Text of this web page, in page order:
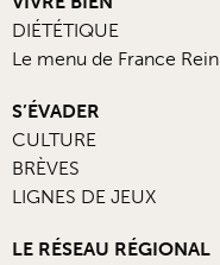
DIÉTÉTIQUE
Le menu de France Rein
S’ÉVADER
CULTURE
BRÈVES
LIGNES DE JEUX
LE RÉSEAU RÉGIONAL